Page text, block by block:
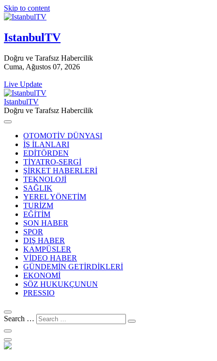
Skip to content
IstanbulTV
Doğru ve Tarafsız Habercilik
Cuma, Ağustos 07, 2026
Live Update
IstanbulTV
Doğru ve Tarafsız Habercilik
OTOMOTİV DÜNYASI
İŞ İLANLARI
EDİTÖRDEN
TİYATRO-SERGİ
ŞİRKET HABERLERİ
TEKNOLOJİ
SAĞLIK
YEREL YÖNETİM
TURİZM
EĞİTİM
SON HABER
SPOR
DIŞ HABER
KAMPÜSLER
VİDEO HABER
GÜNDEMİN GETİRDİKLERİ
EKONOMİ
SÖZ HUKUKÇUNUN
PRESSIO
Search …